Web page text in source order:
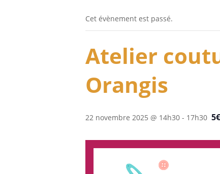
Cet évènement est passé.
Atelier
Orangis
22 novembre 2025 @ 14h30 - 17h30 5€